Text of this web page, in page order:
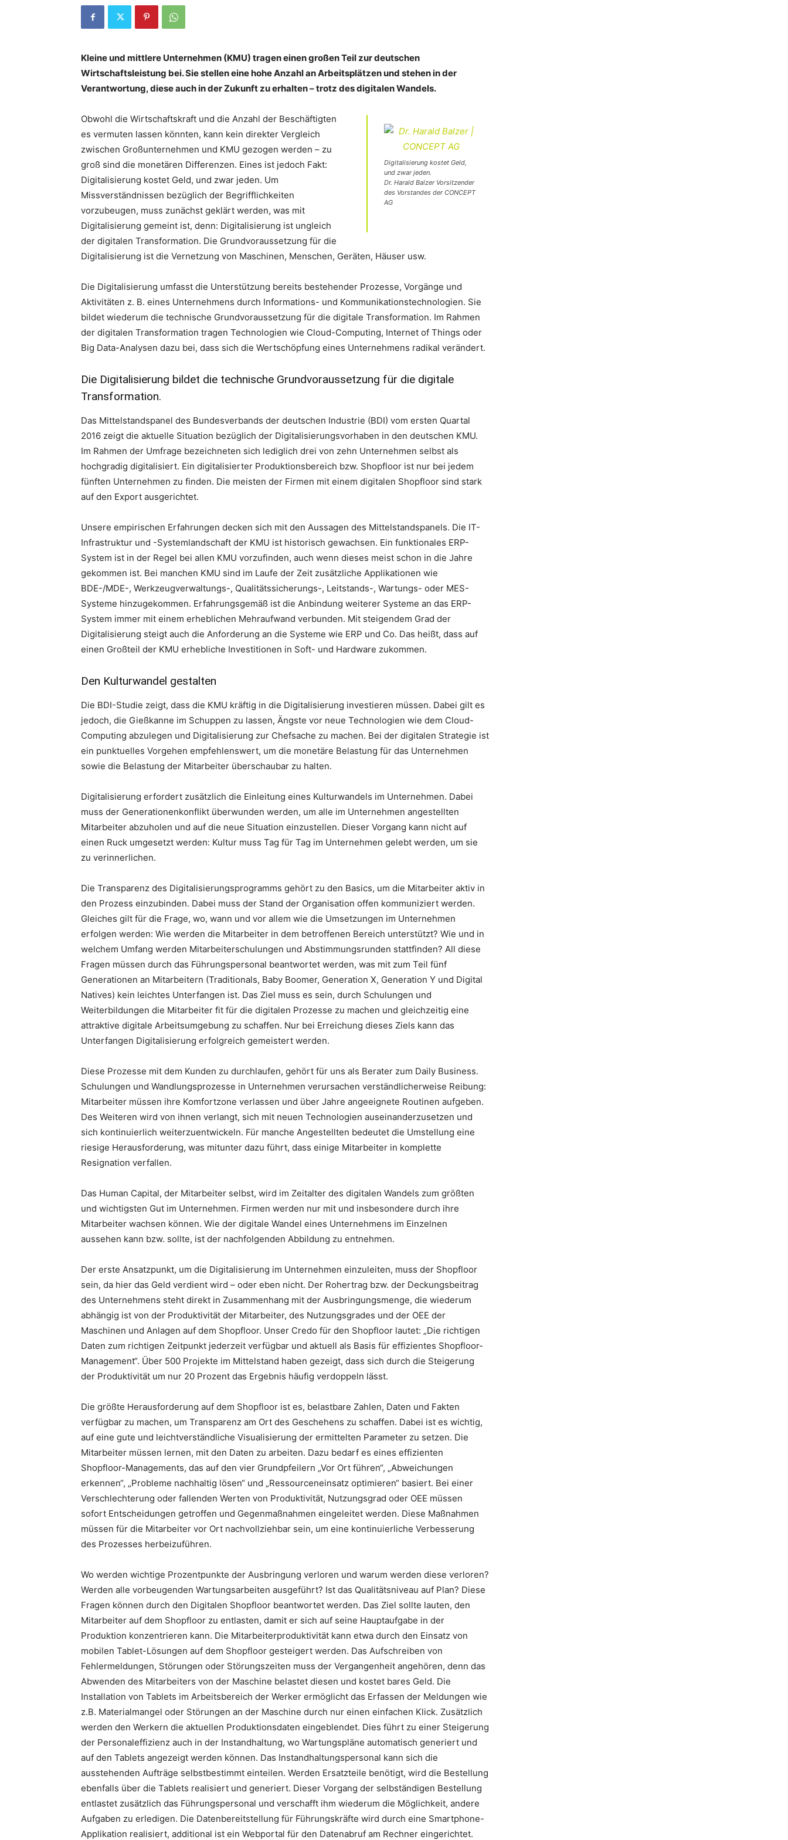
Kleine und mittlere Unternehmen (KMU) tragen einen großen Teil zur deutschen
Wirtschaftsleistung bei. Sie stellen eine hohe Anzahl an Arbeitsplätzen und stehen in der
Verantwortung, diese auch in der Zukunft zu erhalten – trotz des digitalen Wandels.
Digitalisierung kostet Geld,
und zwar jeden.
Dr. Harald Balzer Vorsitzender
des Vorstandes der CONCEPT
AG
Obwohl die Wirtschaftskraft und die Anzahl der Beschäftigten
es vermuten lassen könnten, kann kein direkter Vergleich
zwischen Großunternehmen und KMU gezogen werden – zu
groß sind die monetären Differenzen. Eines ist jedoch Fakt:
Digitalisierung kostet Geld, und zwar jeden. Um
Missverständnissen bezüglich der Begrifflichkeiten
vorzubeugen, muss zunächst geklärt werden, was mit
Digitalisierung gemeint ist, denn: Digitalisierung ist ungleich
der digitalen Transformation. Die Grundvoraussetzung für die
Digitalisierung ist die Vernetzung von Maschinen, Menschen, Geräten, Häuser usw.
Die Digitalisierung umfasst die Unterstützung bereits bestehender Prozesse, Vorgänge und
Aktivitäten z. B. eines Unternehmens durch Informations- und Kommunikationstechnologien. Sie
bildet wiederum die technische Grundvoraussetzung für die digitale Transformation. Im Rahmen
der digitalen Transformation tragen Technologien wie Cloud-Computing, Internet of Things oder
Big Data-Analysen dazu bei, dass sich die Wertschöpfung eines Unternehmens radikal verändert.
Die Digitalisierung bildet die technische Grundvoraussetzung für die digitale
Transformation.
Das Mittelstandspanel des Bundesverbands der deutschen Industrie (BDI) vom ersten Quartal
2016 zeigt die aktuelle Situation bezüglich der Digitalisierungsvorhaben in den deutschen KMU.
Im Rahmen der Umfrage bezeichneten sich lediglich drei von zehn Unternehmen selbst als
hochgradig digitalisiert. Ein digitalisierter Produktionsbereich bzw. Shopfloor ist nur bei jedem
fünften Unternehmen zu finden. Die meisten der Firmen mit einem digitalen Shopfloor sind stark
auf den Export ausgerichtet.
Unsere empirischen Erfahrungen decken sich mit den Aussagen des Mittelstandspanels. Die IT-
Infrastruktur und -Systemlandschaft der KMU ist historisch gewachsen. Ein funktionales ERP-
System ist in der Regel bei allen KMU vorzufinden, auch wenn dieses meist schon in die Jahre
gekommen ist. Bei manchen KMU sind im Laufe der Zeit zusätzliche Applikationen wie
BDE-/MDE-, Werkzeugverwaltungs-, Qualitätssicherungs-, Leitstands-, Wartungs- oder MES-
Systeme hinzugekommen. Erfahrungsgemäß ist die Anbindung weiterer Systeme an das ERP-
System immer mit einem erheblichen Mehraufwand verbunden. Mit steigendem Grad der
Digitalisierung steigt auch die Anforderung an die Systeme wie ERP und Co. Das heißt, dass auf
einen Großteil der KMU erhebliche Investitionen in Soft- und Hardware zukommen.
Den Kulturwandel gestalten
Die BDI-Studie zeigt, dass die KMU kräftig in die Digitalisierung investieren müssen. Dabei gilt es
jedoch, die Gießkanne im Schuppen zu lassen, Ängste vor neue Technologien wie dem Cloud-
Computing abzulegen und Digitalisierung zur Chefsache zu machen. Bei der digitalen Strategie ist
ein punktuelles Vorgehen empfehlenswert, um die monetäre Belastung für das Unternehmen
sowie die Belastung der Mitarbeiter überschaubar zu halten.
Digitalisierung erfordert zusätzlich die Einleitung eines Kulturwandels im Unternehmen. Dabei
muss der Generationenkonflikt überwunden werden, um alle im Unternehmen angestellten
Mitarbeiter abzuholen und auf die neue Situation einzustellen. Dieser Vorgang kann nicht auf
einen Ruck umgesetzt werden: Kultur muss Tag für Tag im Unternehmen gelebt werden, um sie
zu verinnerlichen.
Die Transparenz des Digitalisierungsprogramms gehört zu den Basics, um die Mitarbeiter aktiv in
den Prozess einzubinden. Dabei muss der Stand der Organisation offen kommuniziert werden.
Gleiches gilt für die Frage, wo, wann und vor allem wie die Umsetzungen im Unternehmen
erfolgen werden: Wie werden die Mitarbeiter in dem betroffenen Bereich unterstützt? Wie und in
welchem Umfang werden Mitarbeiterschulungen und Abstimmungsrunden stattfinden? All diese
Fragen müssen durch das Führungspersonal beantwortet werden, was mit zum Teil fünf
Generationen an Mitarbeitern (Traditionals, Baby Boomer, Generation X, Generation Y und Digital
Natives) kein leichtes Unterfangen ist. Das Ziel muss es sein, durch Schulungen und
Weiterbildungen die Mitarbeiter fit für die digitalen Prozesse zu machen und gleichzeitig eine
attraktive digitale Arbeitsumgebung zu schaffen. Nur bei Erreichung dieses Ziels kann das
Unterfangen Digitalisierung erfolgreich gemeistert werden.
Diese Prozesse mit dem Kunden zu durchlaufen, gehört für uns als Berater zum Daily Business.
Schulungen und Wandlungsprozesse in Unternehmen verursachen verständlicherweise Reibung:
Mitarbeiter müssen ihre Komfortzone verlassen und über Jahre angeeignete Routinen aufgeben.
Des Weiteren wird von ihnen verlangt, sich mit neuen Technologien auseinanderzusetzen und
sich kontinuierlich weiterzuentwickeln. Für manche Angestellten bedeutet die Umstellung eine
riesige Herausforderung, was mitunter dazu führt, dass einige Mitarbeiter in komplette
Resignation verfallen.
Das Human Capital, der Mitarbeiter selbst, wird im Zeitalter des digitalen Wandels zum größten
und wichtigsten Gut im Unternehmen. Firmen werden nur mit und insbesondere durch ihre
Mitarbeiter wachsen können. Wie der digitale Wandel eines Unternehmens im Einzelnen
aussehen kann bzw. sollte, ist der nachfolgenden Abbildung zu entnehmen.
Der erste Ansatzpunkt, um die Digitalisierung im Unternehmen einzuleiten, muss der Shopfloor
sein, da hier das Geld verdient wird – oder eben nicht. Der Rohertrag bzw. der Deckungsbeitrag
des Unternehmens steht direkt in Zusammenhang mit der Ausbringungsmenge, die wiederum
abhängig ist von der Produktivität der Mitarbeiter, des Nutzungsgrades und der OEE der
Maschinen und Anlagen auf dem Shopfloor. Unser Credo für den Shopfloor lautet: „Die richtigen
Daten zum richtigen Zeitpunkt jederzeit verfügbar und aktuell als Basis für effizientes Shopfloor-
Management“. Über 500 Projekte im Mittelstand haben gezeigt, dass sich durch die Steigerung
der Produktivität um nur 20 Prozent das Ergebnis häufig verdoppeln lässt.
Die größte Herausforderung auf dem Shopfloor ist es, belastbare Zahlen, Daten und Fakten
verfügbar zu machen, um Transparenz am Ort des Geschehens zu schaffen. Dabei ist es wichtig,
auf eine gute und leichtverständliche Visualisierung der ermittelten Parameter zu setzen. Die
Mitarbeiter müssen lernen, mit den Daten zu arbeiten. Dazu bedarf es eines effizienten
Shopfloor-Managements, das auf den vier Grundpfeilern „Vor Ort führen“, „Abweichungen
erkennen“, „Probleme nachhaltig lösen“ und „Ressourceneinsatz optimieren“ basiert. Bei einer
Verschlechterung oder fallenden Werten von Produktivität, Nutzungsgrad oder OEE müssen
sofort Entscheidungen getroffen und Gegenmaßnahmen eingeleitet werden. Diese Maßnahmen
müssen für die Mitarbeiter vor Ort nachvollziehbar sein, um eine kontinuierliche Verbesserung
des Prozesses herbeizuführen.
Wo werden wichtige Prozentpunkte der Ausbringung verloren und warum werden diese verloren?
Werden alle vorbeugenden Wartungsarbeiten ausgeführt? Ist das Qualitätsniveau auf Plan? Diese
Fragen können durch den Digitalen Shopfloor beantwortet werden. Das Ziel sollte lauten, den
Mitarbeiter auf dem Shopfloor zu entlasten, damit er sich auf seine Hauptaufgabe in der
Produktion konzentrieren kann. Die Mitarbeiterproduktivität kann etwa durch den Einsatz von
mobilen Tablet-Lösungen auf dem Shopfloor gesteigert werden. Das Aufschreiben von
Fehlermeldungen, Störungen oder Störungszeiten muss der Vergangenheit angehören, denn das
Abwenden des Mitarbeiters von der Maschine belastet diesen und kostet bares Geld. Die
Installation von Tablets im Arbeitsbereich der Werker ermöglicht das Erfassen der Meldungen wie
z.B. Materialmangel oder Störungen an der Maschine durch nur einen einfachen Klick. Zusätzlich
werden den Werkern die aktuellen Produktionsdaten eingeblendet. Dies führt zu einer Steigerung
der Personaleffizienz auch in der Instandhaltung, wo Wartungspläne automatisch generiert und
auf den Tablets angezeigt werden können. Das Instandhaltungspersonal kann sich die
ausstehenden Aufträge selbstbestimmt einteilen. Werden Ersatzteile benötigt, wird die Bestellung
ebenfalls über die Tablets realisiert und generiert. Dieser Vorgang der selbständigen Bestellung
entlastet zusätzlich das Führungspersonal und verschafft ihm wiederum die Möglichkeit, andere
Aufgaben zu erledigen. Die Datenbereitstellung für Führungskräfte wird durch eine Smartphone-
Applikation realisiert, additional ist ein Webportal für den Datenabruf am Rechner eingerichtet.